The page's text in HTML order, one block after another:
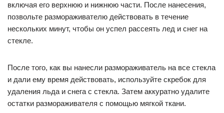
включая его верхнюю и нижнюю части. После нанесения,
позвольте размораживателю действовать в течение
нескольких минут, чтобы он успел рассеять лед и снег на
стекле.
После того, как вы нанесли размораживатель на все стекла
и дали ему время действовать, используйте скребок для
удаления льда и снега с стекла. Затем аккуратно удалите
остатки размораживателя с помощью мягкой ткани.